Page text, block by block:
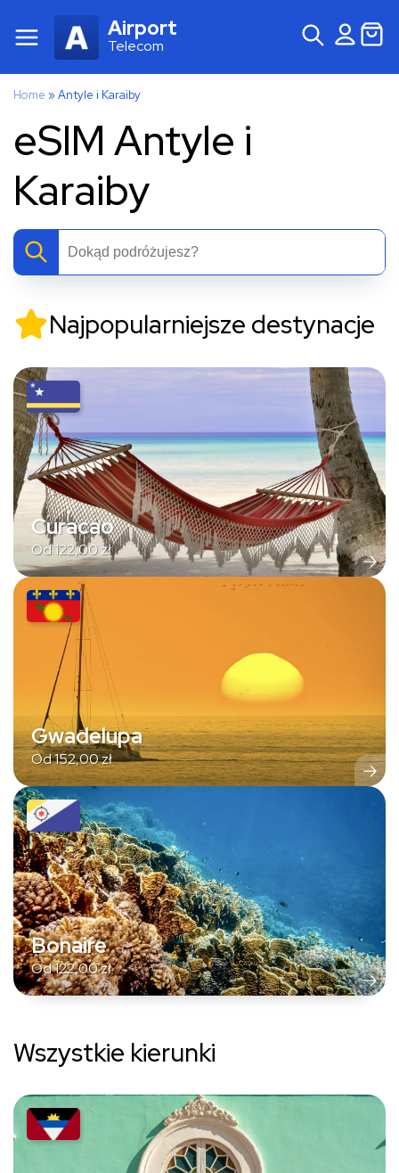
Airport
Telecom
Home »Antyle i Karaiby
eSIM Antyle i
Karaiby
Najpopularniejsze destynacje
Curacao
Od122,00zł
Gwadelupa
Od152,00zł
Bonaire
Od122,00zł
Wszystkie kierunki